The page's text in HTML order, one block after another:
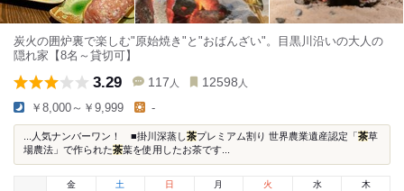
炭火の囲炉裏で楽しむ"原始焼き"と"おばんざい"。目黒川沿いの大人の
隠れ家【8名～貸切可】
3.29 117 人 12598 人
￥8,000～￥9,999 -
...人気ナンバーワン！ ■掛川深蒸し茶プレミアム割り 世界農業遺産認定「 茶草
場農法」で作られた茶葉を使用したお茶です...
金
土 日 月 火 水 木